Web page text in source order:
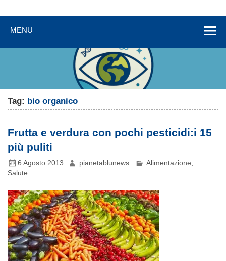
MENU
Tag: bio organico
Frutta e verdura con pochi pesticidi:i 15
più puliti
6 Agosto 2013 pianetablunews Alimentazione
Salute